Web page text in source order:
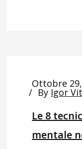
Ottobre
By Igor
Le 8
mentale